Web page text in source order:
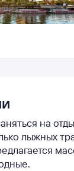
на
лыжных